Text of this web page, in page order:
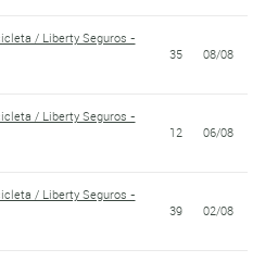
/ Liberty Seguros -
35 08/08
/ Liberty Seguros -
12 06/08
/ Liberty Seguros -
39 02/08